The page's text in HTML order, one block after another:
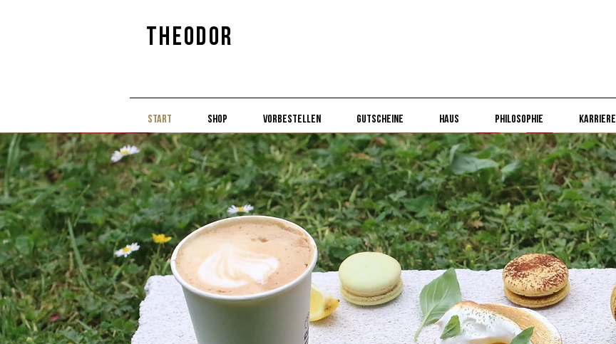
Theodor
Start Shop Vorbestellen Gutscheine Haus Philosophie Karriere